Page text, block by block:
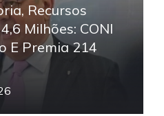
Recursos
Milhões: CONI
E Premia 214